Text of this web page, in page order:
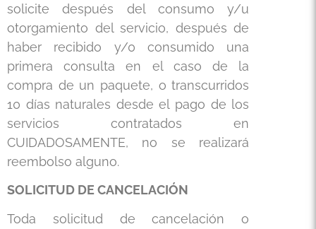
solicite después del consumo y/u
otorgamiento del servicio, después de
haber recibido y/0 consumido una
primera consulta en el caso de la
compra de un paquete, o transcurridos
10 días naturales desde el pago de los
servicios contratados en
CUIDADOSAMENTE, no se realizará
reembolso alguno.
SOLICITUD DE CANCELACIÓN
Toda solicitud de cancelación o